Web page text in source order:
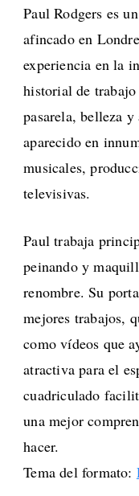
Paul Rodgers es
afincado en
experiencia en la
historial de
pasarela, belleza
aparecido en
musicales,
televisivas.
Paul trabaja
peinando y
renombre. Su
mejores trabajos,
como vídeos que
atractiva para el
cuadriculado
una mejor
hacer.
Tema del formato: